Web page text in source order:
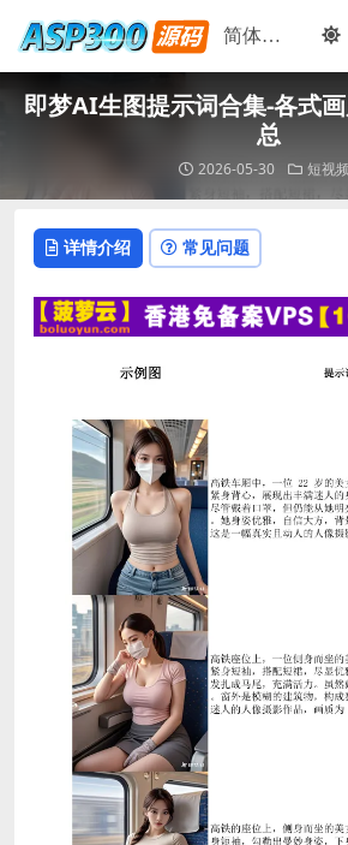
即梦AI生图提示词合集-各式
总
2026-05-30 短视频
详情介绍 常见问题